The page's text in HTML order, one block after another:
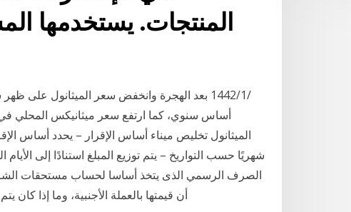
المنتجات. يستخدمها
الميثانول تخليص ميناء أساس الإقرار – يحدد أساس
شهريًا حسب التواريخ – يتم توزيع المبلغ استنادًا إلى
الصرف الرسمي الذى يتخذ أساسا لحساب مستحقات
أن قيمتها بالعملة الأجنبية، وما إذا كان يتم